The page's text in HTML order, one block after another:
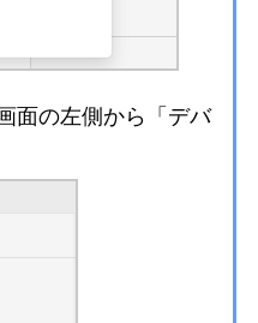
面の左側から「デバ